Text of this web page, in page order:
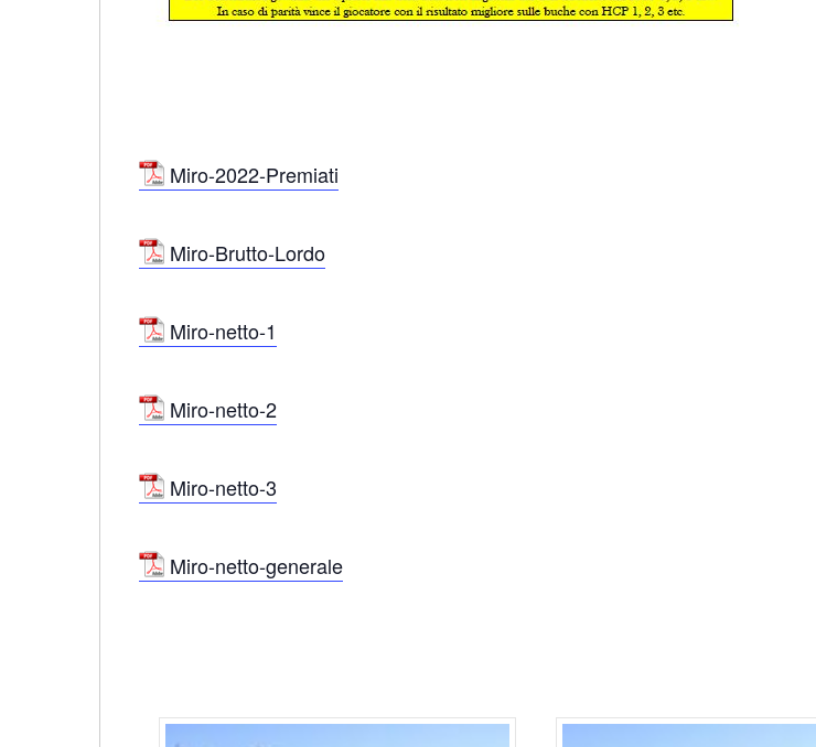
Miro-2022-Premiati
Miro-Brutto-Lordo
Miro-netto-1
Miro-netto-2
Miro-netto-3
Miro-netto-generale